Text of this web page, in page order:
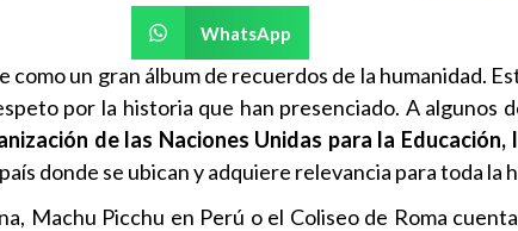
WhatsApp
como un gran álbum de recuerdos de la humanidad.
por la historia que han presenciado. A algunos
de las Naciones Unidas para la Educación,
donde se ubican y adquiere relevancia para toda la
Machu Picchu en Perú o el Coliseo de Roma